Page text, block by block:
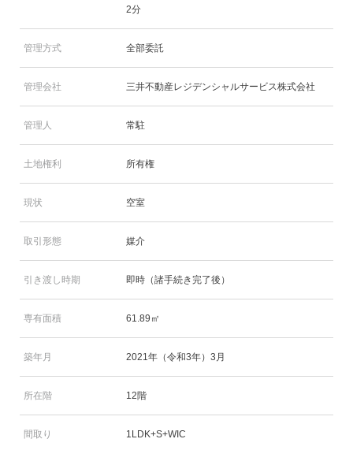
2分
管理方式 全部委託
管理会社 三井不動産レジデンシャルサービス株式会社
管理人 常駐
土地権利 所有権
現状 空室
取引形態 媒介
引き渡し時期 即時（諸手続き完了後）
専有面積 61.89㎡
築年月 2021年（令和3年）3月
所在階 12階
間取り 1LDK+S+WIC